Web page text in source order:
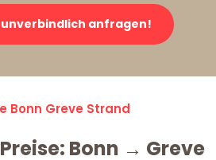
unverbindlich anfragen!
Bonn Greve Strand
Bonn → Greve